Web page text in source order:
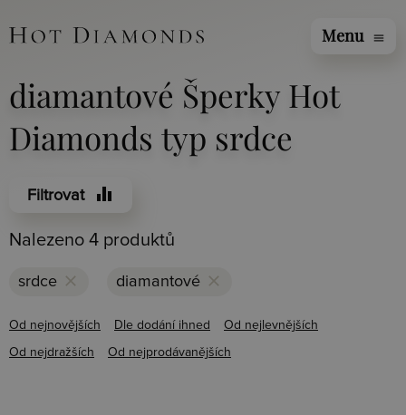
Menu menu
diamantové Šperky Hot
Diamonds typ srdce
Filtrovat equalizer
Nalezeno 4 produktů
srdce clear diamantové clear
Od nejnovějších Dle dodání ihned Od nejlevnějších
Od nejdražších Od nejprodávanějších